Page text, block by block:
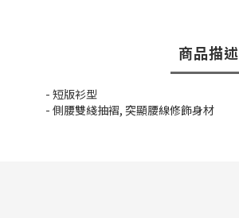
商品描述
- 短版衫型
- 側腰雙綫抽褶, 突顯腰線修飾身材